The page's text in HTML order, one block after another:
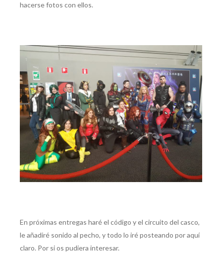
hacerse fotos con ellos.
En próximas entregas haré el código y el circuito del casco,
le añadiré sonido al pecho, y todo lo iré posteando por aquí
claro. Por si os pudiera interesar.